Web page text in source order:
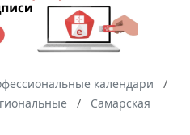
календари
Самарская